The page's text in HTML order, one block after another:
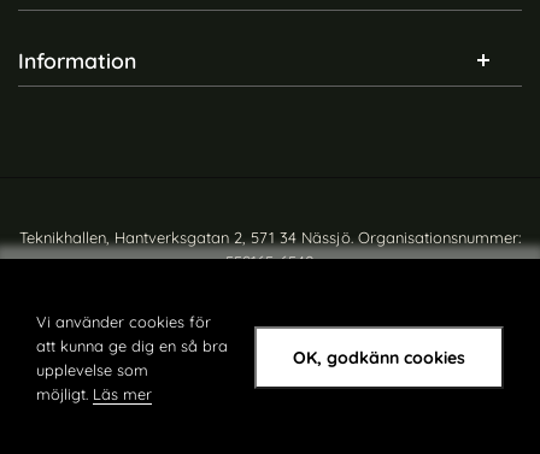
Vi använder cookies för
att kunna ge dig en så bra
upplevelse som
möjligt. Läs mer
OK, godkänn cookies
Information
Teknikhallen, Hantverksgatan 2, 571 34 Nässjö. Organisationsnummer:
559165-6540